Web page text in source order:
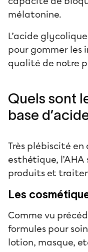
mélatonine.
L’acide
pour gommer les
qualité de notre
Quels sont
base
Très plébiscité
esthétique,
produits et
Les
Comme vu
formules pour
lotion, masque,